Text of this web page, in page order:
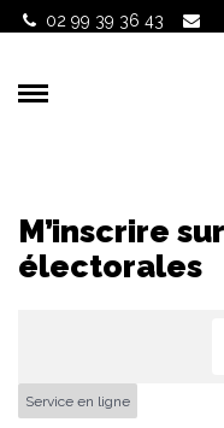
Gestion des traceurs
02 99 39 36 43
M’inscrire
électorales
Service en ligne